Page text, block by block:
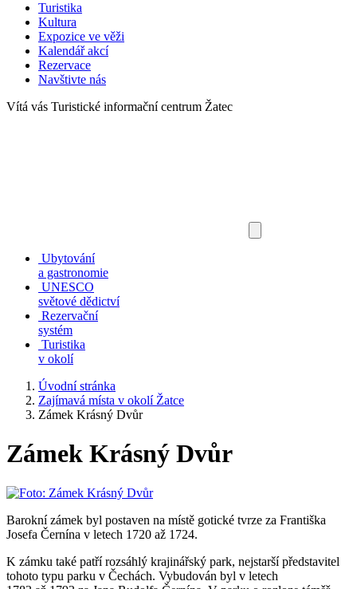
Turistika
Kultura
Expozice ve věži
Kalendář akcí
Rezervace
Navštivte nás
Vítá vás Turistické informační centrum Žatec
Ubytování
a gastronomie
UNESCO
světové dědictví
Rezervační
systém
Turistika
v okolí
Úvodní stránka
Zajímavá místa v okolí Žatce
Zámek Krásný Dvůr
Zámek Krásný Dvůr
Barokní zámek byl postaven na místě gotické tvrze za Františka
Josefa Černína v letech 1720 až 1724.
K zámku také patří rozsáhlý krajinářský park, nejstarší představitel
tohoto typu parku v Čechách. Vybudován byl v letech